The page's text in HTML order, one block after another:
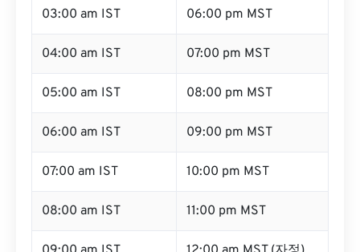
03:00 am IST 06:00 pm MST
04:00 am IST 07:00 pm MST
05:00 am IST 08:00 pm MST
06:00 am IST 09:00 pm MST
07:00 am IST 10:00 pm MST
08:00 am IST 11:00 pm MST